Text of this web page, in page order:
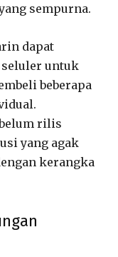
sempurna.
dapat
untuk
beberapa
rilis
yang agak
kerangka